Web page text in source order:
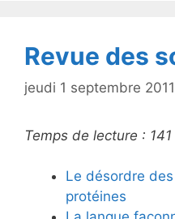
Revue des
jeudi 1 septembre 2011
Temps de lecture : 141
Le désordre des
protéines